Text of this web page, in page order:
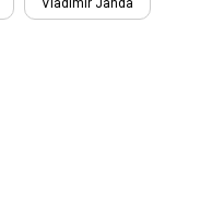
Vladimir Janda